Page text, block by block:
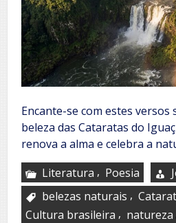
Encante-se com estes versos
beleza das Cataratas do
renova a alma e celebra a
Literatura , Poesia
belezas naturais ,
Cultura brasileira , natureza